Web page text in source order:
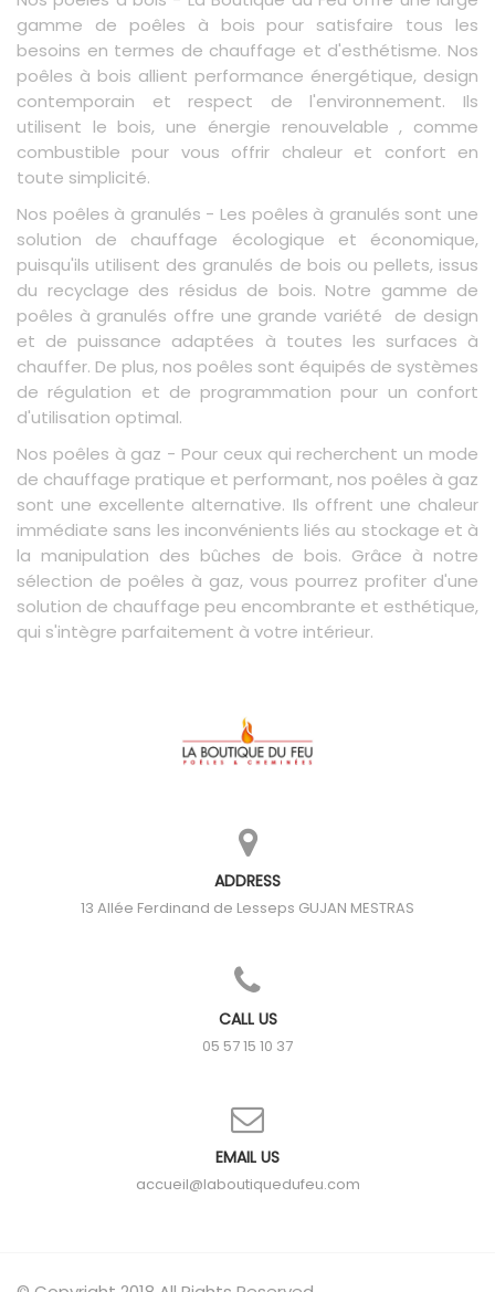
gamme de poêles à bois pour satisfaire tous les
besoins en termes de chauffage et d'esthétisme. Nos
poêles à bois allient performance énergétique, design
contemporain et respect de l'environnement. Ils
utilisent le bois, une énergie renouvelable , comme
combustible pour vous offrir chaleur et confort en
toute simplicité.
Nos poêles à granulés - Les poêles à granulés sont une
solution de chauffage écologique et économique,
puisqu'ils utilisent des granulés de bois ou pellets, issus
du recyclage des résidus de bois. Notre gamme de
poêles à granulés offre une grande variété de design
et de puissance adaptées à toutes les surfaces à
chauffer. De plus, nos poêles sont équipés de systèmes
de régulation et de programmation pour un confort
d'utilisation optimal.
Nos poêles à gaz - Pour ceux qui recherchent un mode
de chauffage pratique et performant, nos poêles à gaz
sont une excellente alternative. Ils offrent une chaleur
immédiate sans les inconvénients liés au stockage et à
la manipulation des bûches de bois. Grâce à notre
sélection de poêles à gaz, vous pourrez profiter d'une
solution de chauffage peu encombrante et esthétique,
qui s'intègre parfaitement à votre intérieur.
ADDRESS
13 Allée Ferdinand de Lesseps GUJAN MESTRAS
CALL US
05 57 15 10 37
EMAIL US
accueil@laboutiquedufeu.com